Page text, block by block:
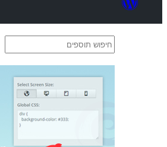
חיפוש